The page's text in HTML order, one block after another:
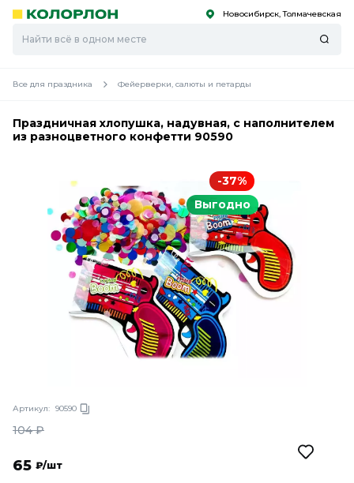
Скоро
Скоро Новосибирск, Толмачевская
Все для праздника Фейерверки, салюты и петарды
Праздничная хлопушка, надувная, с наполнителем
из разноцветного конфетти 90590
-37%
Выгодно
Артикул: 90590
104₽
65 ₽/шт